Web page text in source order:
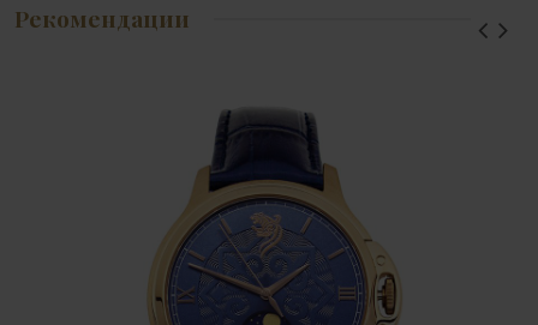
Рекомендации